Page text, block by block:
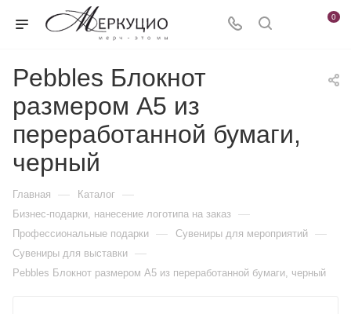
0
Pebbles Блокнот
размером A5 из
переработанной бумаги,
черный
Главная — Каталог —
Бизнес-подарки, нанесение логотипа на заказ —
Профессиональные подарки — Сувениры для мероприятий —
Сувениры для выставки —
Pebbles Блокнот размером A5 из переработанной бумаги, черный